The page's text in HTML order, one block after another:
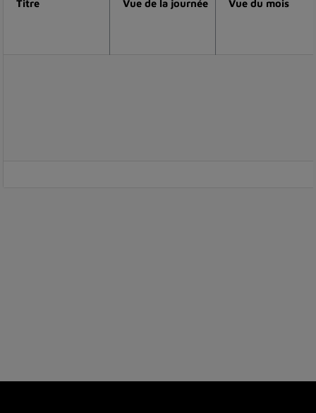
Titre Vue de la journée Vue du mois